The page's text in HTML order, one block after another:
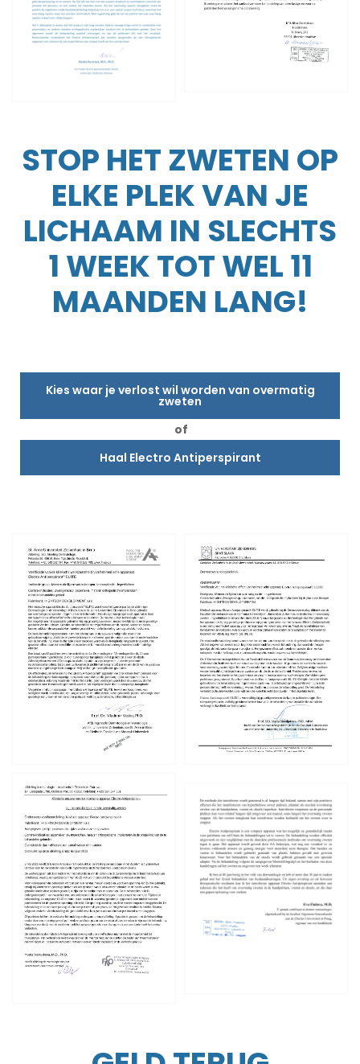
STOP HET ZWETEN OP
ELKE PLEK VAN JE
LICHAAM IN SLECHTS
1 WEEK TOT WEL 11
MAANDEN LANG!
Kies waar je verlost wil worden van overmatig
zweten
of
Haal Electro Antiperspirant